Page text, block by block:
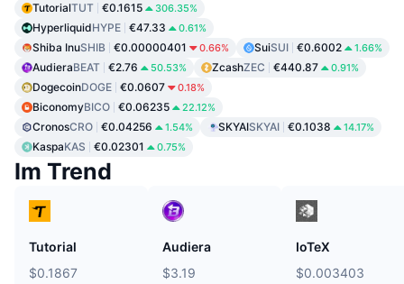
TutorialTUT €0.1615 306.35%
HyperliquidHYPE €47.33 0.61%
Shiba InuSHIB €0.00000401 0.66% SuiSUI €0.6002 1.66%
AudieraBEAT €2.76 50.53% ZcashZEC €440.87 0.91%
DogecoinDOGE €0.0607 0.18%
BiconomyBICO €0.06235 22.12%
CronosCRO €0.04256 1.54% SKYAISKYAI €0.1038 14.17%
KaspaKAS €0.02301 0.75%
Im Trend
Tutorial
$0.1867
Audiera
$3.19
IoTeX
$0.003403